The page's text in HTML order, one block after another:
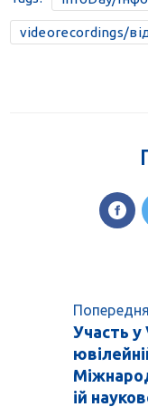
videorecordings/
Попередня
Участь у
ій